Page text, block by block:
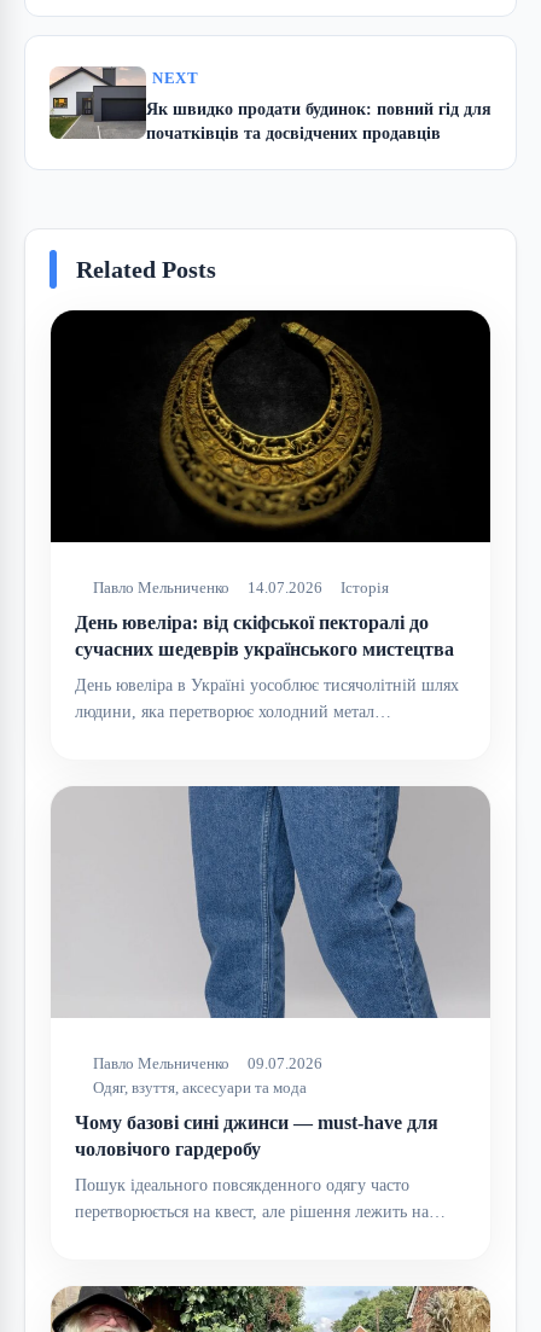
NEXT
Як швидко продати будинок: повний гід для
початківців та досвідчених продавців
Related Posts
Павло Мельниченко 14.07.2026 Історія
День ювеліра: від скіфської пекторалі до
сучасних шедеврів українського мистецтва
День ювеліра в Україні уособлює тисячолітній шлях
людини, яка перетворює холодний метал…
Павло Мельниченко
09.07.2026
Одяг, взуття, аксесуари та мода
Чому базові сині джинси — must-have для
чоловічого гардеробу
Пошук ідеального повсякденного одягу часто
перетворюється на квест, але рішення лежить на…